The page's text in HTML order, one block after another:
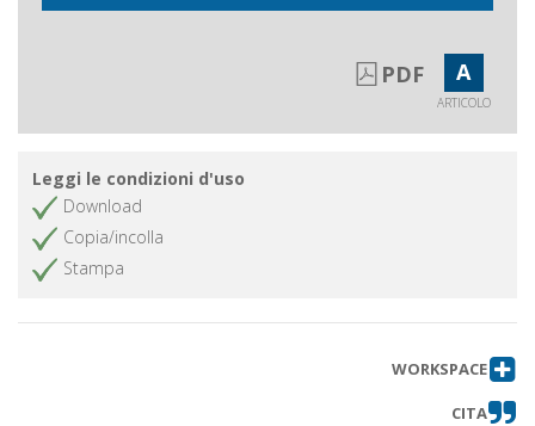
PDF A
ARTICOLO
Leggi le condizioni d'uso
Download
Copia/incolla
Stampa
WORKSPACE
CITA